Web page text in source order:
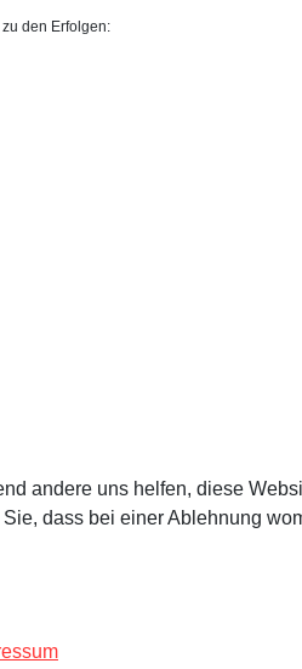
den Erfolgen:
andere uns helfen, diese
dass bei einer Ablehnung